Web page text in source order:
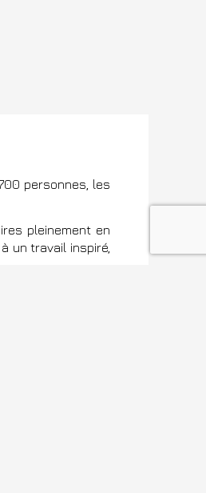
personnes, les
pleinement en
un travail inspiré,